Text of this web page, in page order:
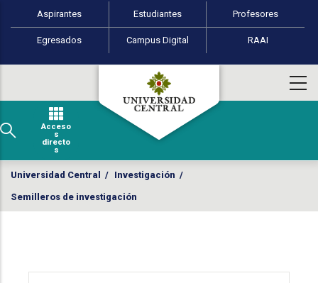
Pasar al contenido principal
Perfiles de usuario
Aspirantes Estudiantes Profesores
Egresados Campus Digital RAAI
Acceso
s
directo
s
Universidad Central / Investigación /
Semilleros de investigación